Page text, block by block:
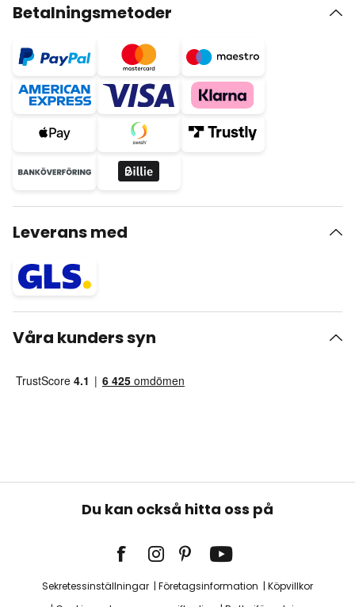
Betalningsmetoder
Leverans med
Våra kunders syn
Du kan också hitta oss på
Sekretessinställningar Företagsinformation
Köpvillkor